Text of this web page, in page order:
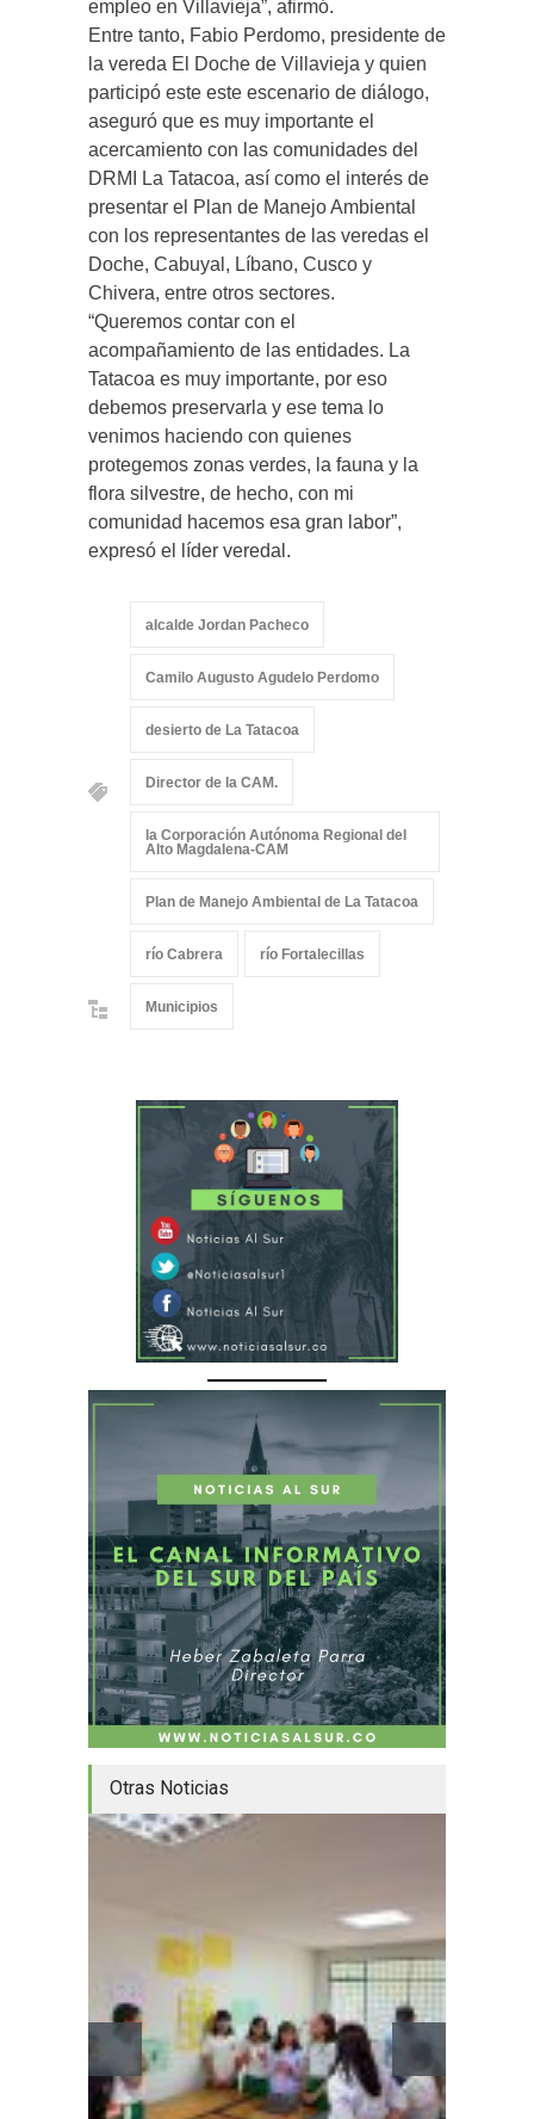
empleo en Villavieja”, afirmó.
Entre tanto, Fabio Perdomo, presidente de
la vereda El Doche de Villavieja y quien
participó este este escenario de diálogo,
aseguró que es muy importante el
acercamiento con las comunidades del
DRMI La Tatacoa, así como el interés de
presentar el Plan de Manejo Ambiental
con los representantes de las veredas el
Doche, Cabuyal, Líbano, Cusco y
Chivera, entre otros sectores.
“Queremos contar con el
acompañamiento de las entidades. La
Tatacoa es muy importante, por eso
debemos preservarla y ese tema lo
venimos haciendo con quienes
protegemos zonas verdes, la fauna y la
flora silvestre, de hecho, con mi
comunidad hacemos esa gran labor”,
expresó el líder veredal.
alcalde Jordan Pacheco
Camilo Augusto Agudelo Perdomo
desierto de La Tatacoa
Director de la CAM.
la Corporación Autónoma Regional del
Alto Magdalena-CAM
Plan de Manejo Ambiental de La Tatacoa
río Cabrera río Fortalecillas
Municipios
Otras Noticias